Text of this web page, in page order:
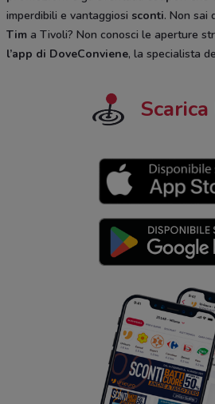
imperdibili e vantaggiosi sconti. Non sai
Tim a Tivoli? Non conosci le aperture
l’app di DoveConviene, la specialista
Scarica